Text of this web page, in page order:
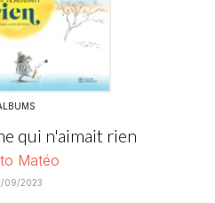
qui n'aimait rien
Matéo
09/2023